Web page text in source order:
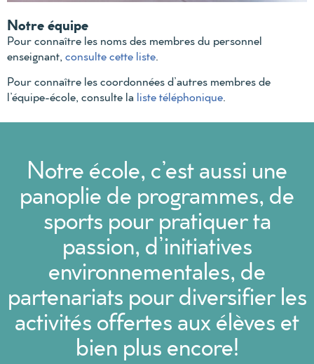
Notre équipe
Pour connaître les noms des membres du personnel
enseignant, consulte cette liste.
Pour connaître les coordonnées d’autres membres de
l’équipe-école, consulte la liste téléphonique.
Notre école, c’est aussi une
panoplie de programmes, de
sports pour pratiquer ta
passion, d’initiatives
environnementales, de
partenariats pour diversifier les
activités offertes aux élèves et
bien plus encore!